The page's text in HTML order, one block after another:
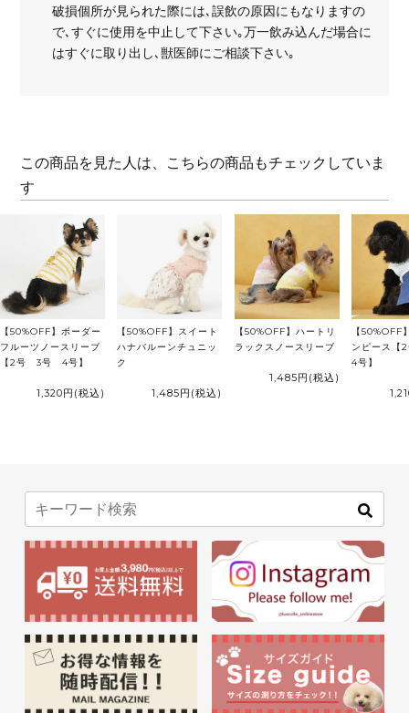
破損個所が見られた際には､誤飲の原因にもなりますの
で､すぐに使用を中止して下さい｡万一飲み込んだ場合に
はすぐに取り出し､獣医師にご相談下さい｡
この商品を見た人は、こちらの商品もチェックしていま
す
【50%OFF】ボーダー
フルーツノースリーブ
【2号 3号 4号】
1,320円 (税込)
【50%OFF】スイート
ハナバルーンチュニッ
ク
1,485円 (税込)
【50%OFF】ハートリ
ラックスノースリーブ
1,485円 (税込)
【50%OFF
ンピース
4号】